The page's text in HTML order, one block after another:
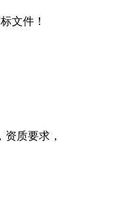
文件！
资质要求，